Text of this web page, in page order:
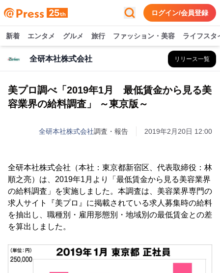
ログイン/会員登録
新着 エンタメ グルメ 旅行 ファッション・美容 ライフスタ
全研本社株式会社 リリース一覧
美プロ調べ「2019年1月 最低賃金から見る美
容業界の給料調査」 ～東京版～
全研本社株式会社調査・報告 2019年2月20日 12:00
全研本社株式会社（本社：東京都新宿区、代表取締役：林
順之亮）は、2019年1月より「最低賃金から見る美容業界
の給料調査」を実施しました。本調査は、美容業界専門の
求人サイト『美プロ』に掲載されている求人募集時の給料
を抽出し、職種別・雇用形態別・地域別の最低賃金との差
を算出しました。